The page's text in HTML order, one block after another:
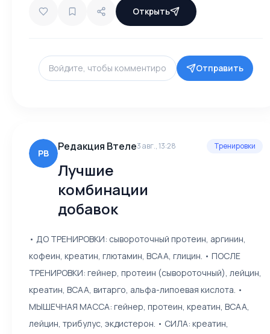
Открыть
Отправить
РВ
Редакция Втеле3 авг., 13:28
Лучшие
комбинации
добавок
Тренировки
• ДО ТРЕНИРОВКИ: сывороточный протеин, аргинин,
кофеин, креатин, глютамин, ВСАА, глицин. • ПОСЛЕ
ТРЕНИРОВКИ: гейнер, протеин (сывороточный), лейцин,
креатин, ВСАА, витарго, альфа-липоевая кислота. •
МЫШЕЧНАЯ МАССА: гейнер, протеин, креатин, ВСАА,
лейцин, трибулус, экдистерон. • СИЛА: креатин,